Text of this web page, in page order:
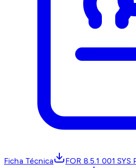
Ficha Técnica
FOR 8.5.1 001 SYS